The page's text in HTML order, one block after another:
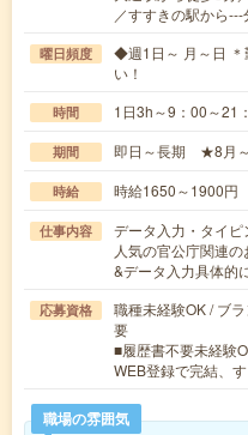
／すすきの駅から---
曜日頻度
◆週1日～ 月～日 ＊
い！
時間 1日3h～9：00～21
期間 即日～長期 ★8月～
時給 時給1650～1900
仕事内容
データ入力・タイピ
人気の官公庁関連
&データ入力具
応募資格
職種未経験OK / ブ
要
■履歴書不要未経験
WEB登録で完結、
職場の雰囲気